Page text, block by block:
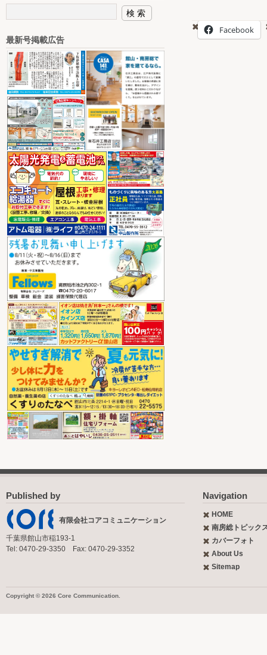
Facebook
最新号掲載広告
Published by
有限会社コアコミュニケーション
千葉県館山市稲193-1
Tel: 0470-29-3350 Fax: 0470-29-3352
Navigation
HOME
南房総トピック
カバーフォト
About Us
Sitemap
Copyright © 2026 Core Communication.